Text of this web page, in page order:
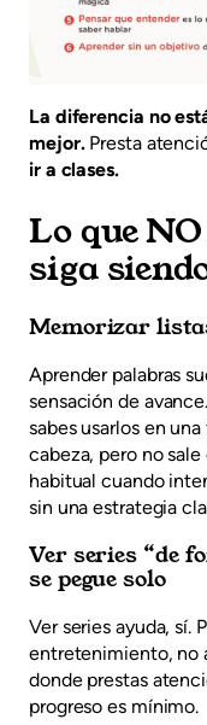
La diferencia no
mejor.Presta
ir a clases.
Lo que
siga
Memorizar
Aprender palabras
sensación de
sabes usarlos en
cabeza, pero no
habitual cuando
sin una estrategia
Ver series “de
se pegue solo
Ver series ayuda, sí.
entretenimiento, no
donde prestas
progreso es mínimo.